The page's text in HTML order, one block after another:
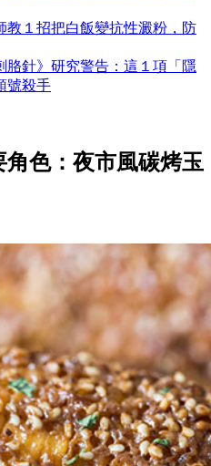
教１招把白飯變抗性澱粉，防
胳針》研究警告：這１項「隱
號殺手
色：夜市風碳烤玉